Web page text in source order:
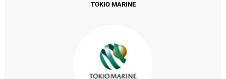
TOKIO MARINE